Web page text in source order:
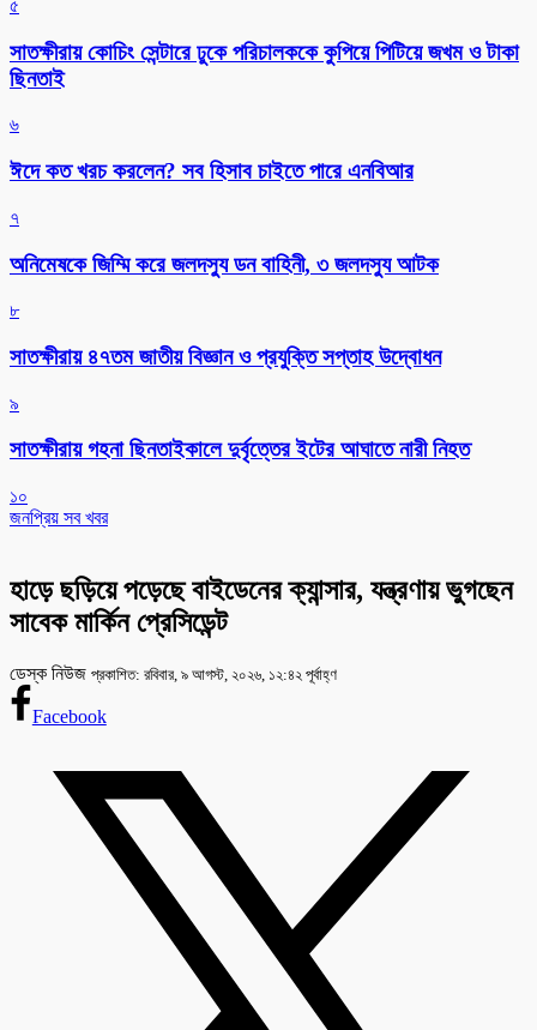
৫
সাতক্ষীরায় কোচিং সেন্টারে ঢুকে পরিচালককে কুপিয়ে পিটিয়ে জখম ও টাকা
ছিনতাই
৬
ঈদে কত খরচ করলেন? সব হিসাব চাইতে পারে এনবিআর
৭
অনিমেষকে জিম্মি করে জলদস্যু ডন বাহিনী, ৩ জলদস্যু আটক
৮
সাতক্ষীরায় ৪৭তম জাতীয় বিজ্ঞান ও প্রযুক্তি সপ্তাহ উদ্বোধন
৯
সাতক্ষীরায় গহনা ছিনতাইকালে দুর্বৃত্তের ইটের আঘাতে নারী নিহত
১০
জনপ্রিয় সব খবর
হাড়ে ছড়িয়ে পড়েছে বাইডেনের ক্যান্সার, যন্ত্রণায় ভুগছেন
সাবেক মার্কিন প্রেসিডেন্ট
ডেস্ক নিউজ প্রকাশিত: রবিবার, ৯ আগস্ট, ২০২৬, ১২:৪২ পূর্বাহ্ণ
Facebook